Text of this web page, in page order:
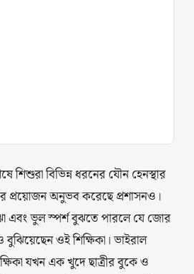
শিশুরা বিভিন্ন ধরনের যৌন হেনস্থার
প্রয়োজন অনুভব করেছে প্রশাসনও।
এবং ভুল স্পর্শ বুঝতে পারলে যে জোর
ওই শিক্ষিকা। ভাইরাল
যখন এক খুদে ছাত্রীর বুকে ও